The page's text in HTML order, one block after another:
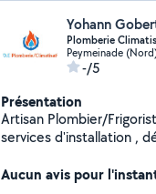
Plomberie
Peymeinade
-/5
Présentation
Artisan Plombier/
services d'installation ,
toute demande de devis
Aucun avis pour